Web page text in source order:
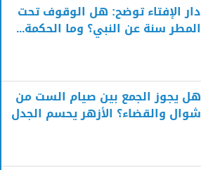
دار الإفتاء توضح: هل الوقوف تحت
المطر سنة عن النبي؟ وما الحكمة...
هل يجوز الجمع بين صيام الست من
شوال والقضاء؟ الأزهر يحسم الجدل